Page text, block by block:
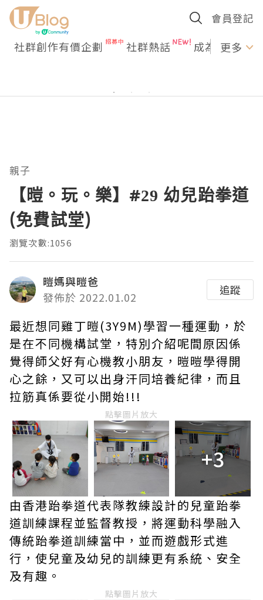
會員登記
社群創作有價企劃 社群熱話 成為U更多
親子
【暟。玩。樂】#29 幼兒跆拳道
(免費試堂)
瀏覽次數:1056
暟媽與暟爸
發佈於 2022.01.02
追蹤
最近想同雞丁暟(3Y9M)學習一種運動，於
是在不同機構試堂，特別介紹呢間原因係
覺得師父好有心機教小朋友，暟暟學得開
心之餘，又可以出身汗同培養紀律，而且
拉筋真係要從小開始!!!
點擊圖片放大
+3
由香港跆拳道代表隊教練設計的兒童跆拳
道訓練課程並監督教授，將運動科學融入
傳統跆拳道訓練當中，並而遊戲形式進
行，使兒童及幼兒的訓練更有系統、安全
及有趣。
點擊圖片放大